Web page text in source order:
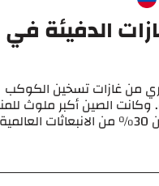
الدفيئة في
مليار طن متري من غازات تسخين الكوكب
وكانت الصين أكبر ملوث
حيث كانت مسؤولة عن ما يقرب من 30% من الانبعاثات